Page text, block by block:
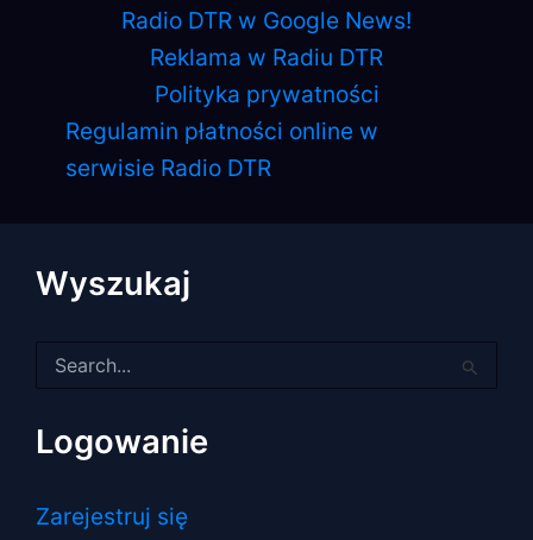
Radio DTR w Google News!
Reklama w Radiu DTR
Polityka prywatności
Regulamin płatności online w
serwisie Radio DTR
Wyszukaj
dla:
Logowanie
Zarejestruj się